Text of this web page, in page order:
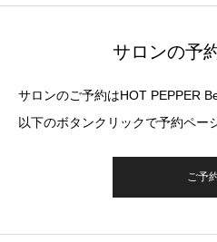
サロンの予
サロンのご予約はHOT PEPPER
以下のボタンクリックで予約ペー
ご予